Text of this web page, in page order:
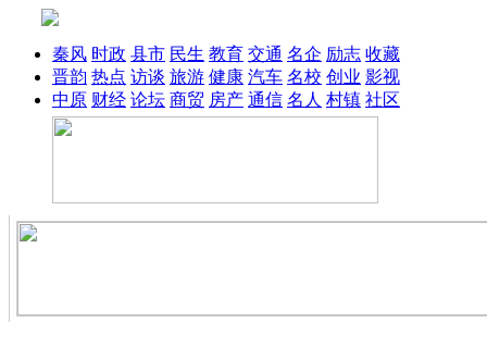
秦风 时政 县市 民生 教育 交通 名企 励志 收藏
晋韵 热点 访谈 旅游 健康 汽车 名校 创业 影视
中原 财经 论坛 商贸 房产 通信 名人 村镇 社区